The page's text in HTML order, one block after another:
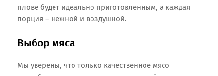
плове будет идеально приготовленным, а каждая
порция – нежной и воздушной.
Выбор мяса
Мы уверены, что только качественное мясо